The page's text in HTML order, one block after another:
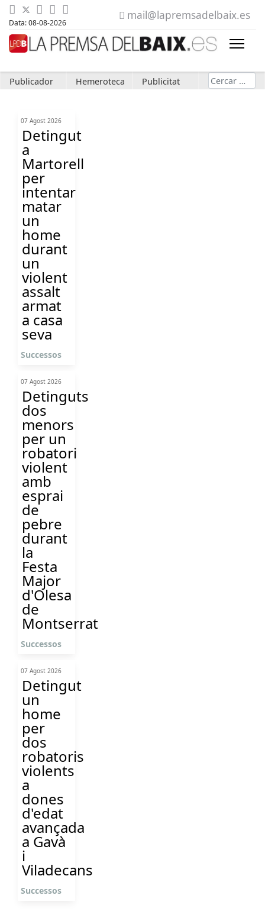
Data: 08-08-2026
mail@lapremsadelbaix.es
Publicador Hemeroteca Publicitat Cerca
07 Agost 2026
Detingut
a
Martorell
per
intentar
matar
un
home
durant
un
violent
assalt
armat
a casa
seva
Successos
07 Agost 2026
Detinguts
dos
menors
per un
robatori
violent
amb
esprai
de
pebre
durant
la
Festa
Major
d'Olesa
de
Montserrat
Successos
07 Agost 2026
Detingut
un
home
per
dos
robatoris
violents
a
dones
d'edat
avançada
a Gavà
i
Viladecans
Successos